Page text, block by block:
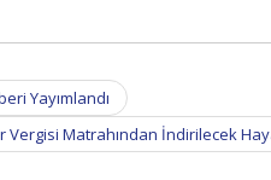
Yayımlandı
Vergisi Matrahından İndirilecek